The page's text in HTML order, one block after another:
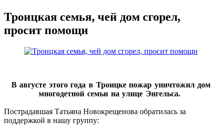
Троицкая семья, чей дом сгорел,
просит помощи
В августе этого года в Троицке пожар уничтожил дом
многодетной семьи на улице Энгельса.
Пострадавшая Татьяна Новокрещенова обратилась за
поддержкой в нашу группу: